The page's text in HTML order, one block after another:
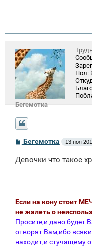
Бегемотка
Пол:
С
б
Бегемотка 13 ноя
Девочки что такое
Если на кону стоит
не жалеть о
Просите,и дано будет
отворят Вам,ибо
находит,и стучащему